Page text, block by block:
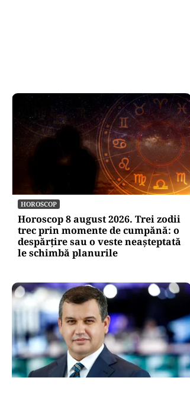
HOROSCOP
Horoscop 8 august 2026. Trei zodii
trec prin momente de cumpănă: o
despărțire sau o veste neașteptată
le schimbă planurile